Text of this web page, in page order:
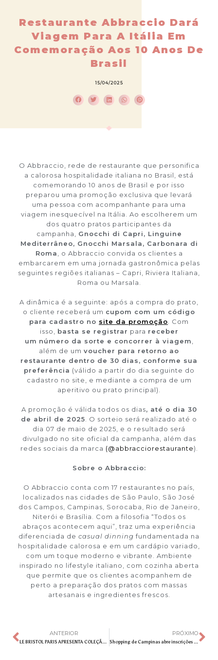
Restaurante Abbraccio Dará
Viagem Para A Itália Em
Comemoração Aos 10 Anos De
Brasil
15/04/2025
O Abbraccio, rede de restaurante que personifica
a calorosa hospitalidade italiana no Brasil, está
comemorando 10 anos de Brasil e por isso
preparou uma promoção exclusiva que levará
uma pessoa com acompanhante para uma
viagem inesquecível na Itália. Ao escolherem um
dos quatro pratos participantes da
campanha, Gnocchi di Capri, Linguine
Mediterrâneo, Gnocchi Marsala, Carbonara di
Roma , o Abbraccio convida os clientes a
embarcarem em uma jornada gastronômica pelas
seguintes regiões italianas – Capri, Riviera Italiana,
Roma ou Marsala.
A dinâmica é a seguinte: após a compra do prato,
o cliente receberá um cupom com um código
para cadastro no site da promoção . Com
isso, basta se registrar para receber
um número da sorte e concorrer à viagem
além de um voucher para retorno ao
restaurante dentro de 30 dias, conforme sua
preferência (válido a partir do dia seguinte do
cadastro no site, e mediante a compra de um
aperitivo ou prato principal).
A promoção é válida todos os dias, até o dia 30
de abril de 2025 . O sorteio será realizado até o
dia 07 de maio de 2025, e o resultado será
divulgado no site oficial da campanha, além das
redes sociais da marca (@abbracciorestaurante).
Sobre o Abbraccio:
O Abbraccio conta com 17 restaurantes no país,
localizados nas cidades de São Paulo, São José
dos Campos, Campinas, Sorocaba, Rio de Janeiro,
Niterói e Brasília. Com a filosofia “Todos os
abraços acontecem aqui”, traz uma experiência
diferenciada de casual dinning fundamentada na
hospitalidade calorosa e em um cardápio variado,
com um toque moderno e vibrante. Ambiente
inspirado no lifestyle italiano, com cozinha aberta
que permite que os clientes acompanhem de
perto a preparação dos pratos com massas
artesanais e ingredientes frescos.
ANTERIOR
LE BRISTOL PARIS APRESENTA COLEÇÃO DE PÁSCOA PARA COMEMORAR SEUS 100 ANOS
PRÓXIMO
Shopping de Campinas abre inscrições para Caça Aos Ovos de Páscoa